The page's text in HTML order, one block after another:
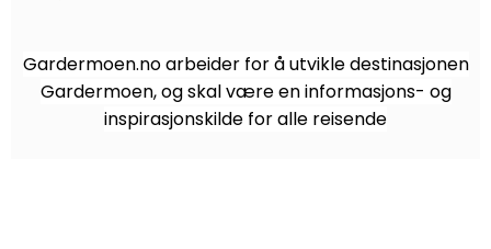
Gardermoen.no arbeider for å utvikle destinasjonen
Gardermoen, og skal være en informasjons- og
inspirasjonskilde for alle reisende